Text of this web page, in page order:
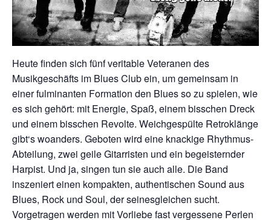
Heute finden sich fünf veritable Veteranen des
Musikgeschäfts im Blues Club ein, um gemeinsam in
einer fulminanten Formation den Blues so zu spielen, wie
es sich gehört: mit Energie, Spaß, einem bisschen Dreck
und einem bisschen Revolte. Weichgespülte Retroklänge
gibt‘s woanders. Geboten wird eine knackige Rhythmus-
Abteilung, zwei geile Gitarristen und ein begeisternder
Harpist. Und ja, singen tun sie auch alle. Die Band
inszeniert einen kompakten, authentischen Sound aus
Blues, Rock und Soul, der seinesgleichen sucht.
Vorgetragen werden mit Vorliebe fast vergessene Perlen